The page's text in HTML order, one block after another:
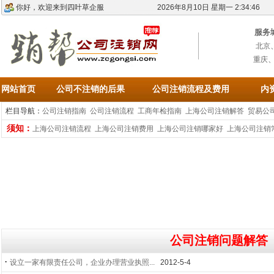
你好，欢迎来到四叶草企服 2026年8月10日 星期一 2:34:46
服务
北京
重庆
网站首页 公司不注销的后果 公司注销流程及费用 内
栏目导航： 公司注销指南 公司注销流程 工商年检指南 上海公司注销解答 贸易公
须知： 上海公司注销流程 上海公司注销费用 上海公司注销哪家好 上海公司注销
公司注销问题解答
· 设立一家有限责任公司，企业办理营业执照... 2012-5-4